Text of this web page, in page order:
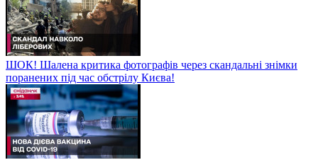
ШОК! Шалена критика фотографів через скандальні знімки
поранених під час обстрілу Києва!